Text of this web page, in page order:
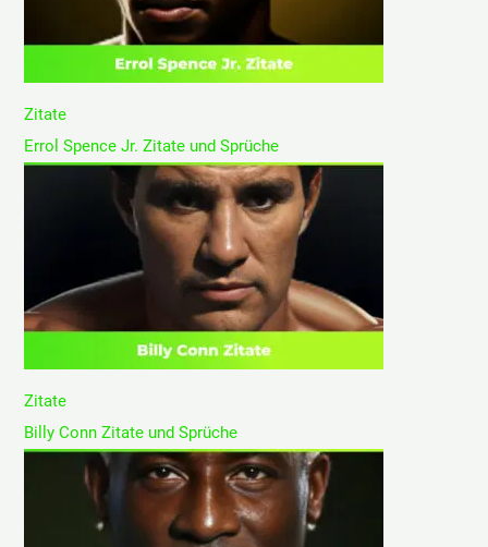
Zitate
Errol Spence Jr. Zitate und Sprüche
Zitate
Billy Conn Zitate und Sprüche